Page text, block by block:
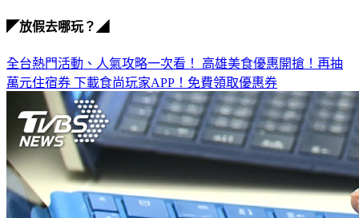
◤放假去哪玩？◢
全台熱門活動、人氣攻略一次看！ 高雄美食優惠開搶！再抽
萬元住宿券 下載食尚玩家APP！免費領取優惠券